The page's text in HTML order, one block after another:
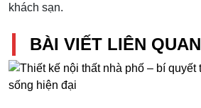
khách sạn.
BÀI VIẾT LIÊN QUAN